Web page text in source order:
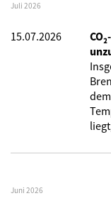
Juli 2026
15.07.2026
Juni 2026